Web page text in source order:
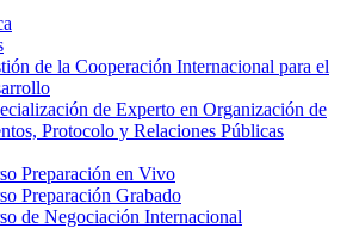
de la Cooperación Internacional para el
de Experto en Organización de
Protocolo y Relaciones Públicas
Preparación en Vivo
Preparación Grabado
de Negociación Internacional